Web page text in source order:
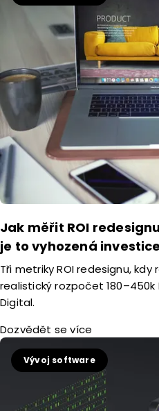
Jak měřit ROI
je to vyhozená
Tři metriky ROI redesignu,
realistický rozpočet 180–450k
Digital.
Dozvědět se více
Vývoj software